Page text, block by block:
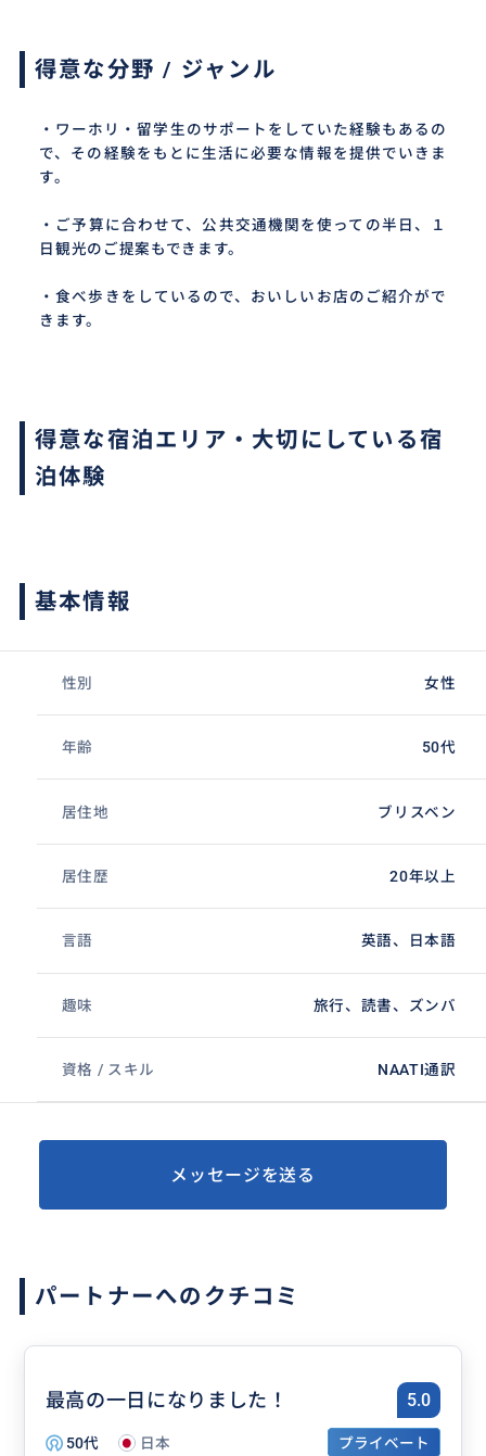
得意な分野 / ジャンル
・ワーホリ・留学生のサポートをしていた経験もあるの
で、その経験をもとに生活に必要な情報を提供でいきま
す。
・ご予算に合わせて、公共交通機関を使っての半日、１
日観光のご提案もできます。
・食べ歩きをしているので、おいしいお店のご紹介がで
きます。
得意な宿泊エリア・大切にしている宿
泊体験
基本情報
性別 女性
年齢 50代
居住地 ブリスベン
居住歴 20年以上
言語 英語、日本語
趣味 旅行、読書、ズンバ
資格 / スキル NAATI通訳
メッセージを送る
パートナーへのクチコミ
最高の一日になりました！ 5.0
50代 日本 プライベート